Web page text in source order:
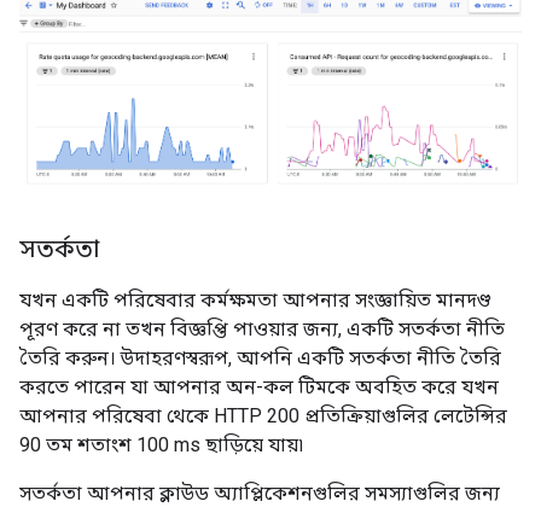
সতর্কতা
যখন একটি পরিষেবার কর্মক্ষমতা আপনার সংজ্ঞায়িত মানদণ্ড
পূরণ করে না তখন বিজ্ঞপ্তি পাওয়ার জন্য, একটি সতর্কতা নীতি
তৈরি করুন। উদাহরণস্বরূপ, আপনি একটি সতর্কতা নীতি তৈরি
করতে পারেন যা আপনার অন-কল টিমকে অবহিত করে যখন
আপনার পরিষেবা থেকে HTTP 200 প্রতিক্রিয়াগুলির লেটেন্সির
90 তম শতাংশ 100 ms ছাড়িয়ে যায়৷
সতর্কতা আপনার ক্লাউড অ্যাপ্লিকেশনগুলির সমস্যাগুলির জন্য